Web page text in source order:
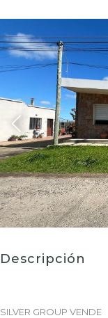
Descripción
SILVER GROUP VENDE